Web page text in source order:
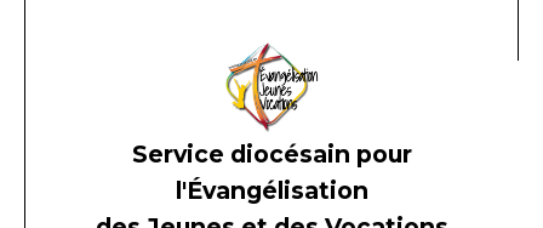
Service diocésain pour
l'Évangélisation